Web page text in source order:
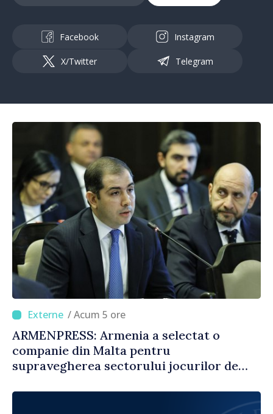
Facebook Instagram
X/Twitter Telegram
/ Acum 5 ore
ARMENPRESS: Armenia a selectat o
companie din Malta pentru
supravegherea sectorului jocurilor de